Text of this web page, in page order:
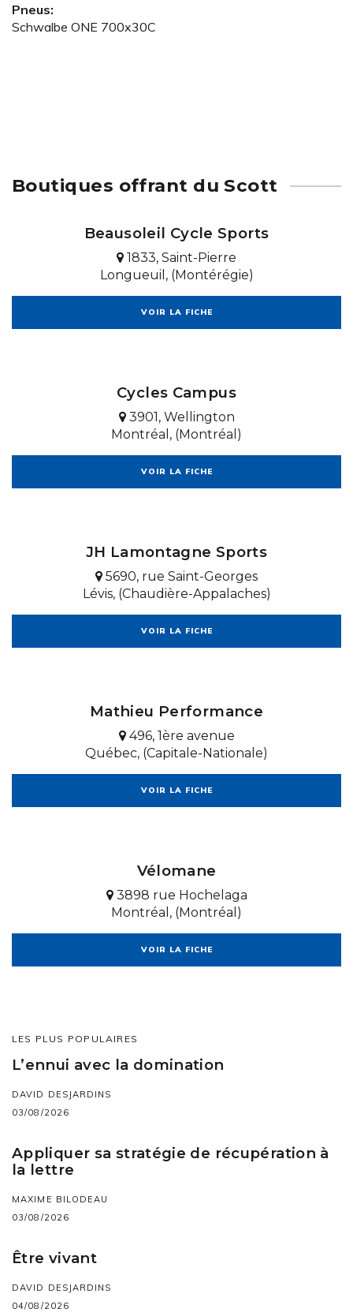
Pneus:
Schwalbe ONE 700x30C
Boutiques offrant du Scott
Beausoleil Cycle Sports
1833, Saint-Pierre
Longueuil, (Montérégie)
VOIR LA FICHE
Cycles Campus
3901, Wellington
Montréal, (Montréal)
VOIR LA FICHE
JH Lamontagne Sports
5690, rue Saint-Georges
Lévis, (Chaudière-Appalaches)
VOIR LA FICHE
Mathieu Performance
496, 1ère avenue
Québec, (Capitale-Nationale)
VOIR LA FICHE
Vélomane
3898 rue Hochelaga
Montréal, (Montréal)
VOIR LA FICHE
LES PLUS POPULAIRES
L’ennui avec la domination
DAVID DESJARDINS
03/08/2026
Appliquer sa stratégie de récupération à
la lettre
MAXIME BILODEAU
03/08/2026
Être vivant
DAVID DESJARDINS
04/08/2026